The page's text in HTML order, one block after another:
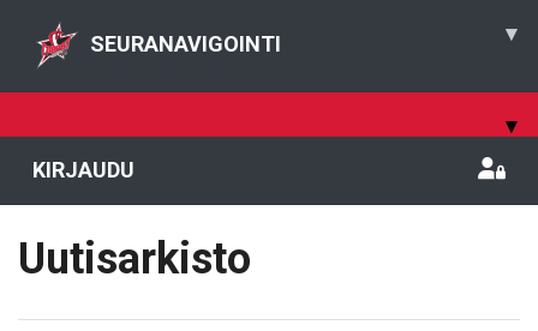
SEURANAVIGOINTI ▾
▾
KIRJAUDU
Uutisarkisto